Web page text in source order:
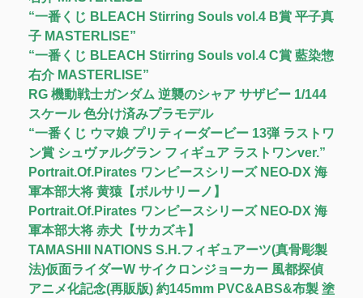
“一番くじ BLEACH Stirring Souls vol.4 B賞 平子真
子 MASTERLISE”
“一番くじ BLEACH Stirring Souls vol.4 C賞 藍染惣
右介 MASTERLISE”
RG 機動戦士ガンダム 逆襲のシャア サザビー 1/144
スケール 色分け済みプラモデル
“一番くじ ウマ娘 プリティーダービー 13弾 ラストワ
ン賞 シュヴァルグラン フィギュア ラストワンver.”
Portrait.Of.Pirates ワンピースシリーズ NEO-DX 海
軍本部大将 黄猿【ボルサリーノ】
Portrait.Of.Pirates ワンピースシリーズ NEO-DX 海
軍本部大将 赤犬【サカズキ】
TAMASHII NATIONS S.H.フィギュアーツ(真骨彫製
法)仮面ライダーW サイクロンジョーカー 風都探偵
アニメ化記念(再販版) 約145mm PVC&ABS&布製 塗